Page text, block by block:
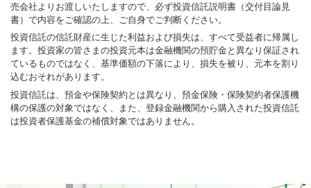
売会社よりお渡しいたしますので、必ず投資信託説明書（交付目論見
書）で内容をご確認の上、ご自身でご判断ください。
投資信託の信託財産に生じた利益および損失は、すべて受益者に帰属し
ます。投資家の皆さまの投資元本は金融機関の預貯金と異なり保証され
ているものではなく、基準価額の下落により、損失を被り、元本を割り
込むおそれがあります。
投資信託は、預金や保険契約とは異なり、預金保険・保険契約者保護機
構の保護の対象ではなく、また、登録金融機関から購入された投資信託
は投資者保護基金の補償対象ではありません。